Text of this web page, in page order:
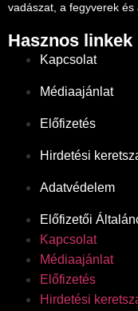
vadászat, a fegyverek és
Hasznos linkek
Kapcsolat
Médiaajánlat
Előfizetés
Hirdetési
Adatvédelem
Előfizetői
Kapcsolat
Médiaajánlat
Előfizetés
Hirdetési